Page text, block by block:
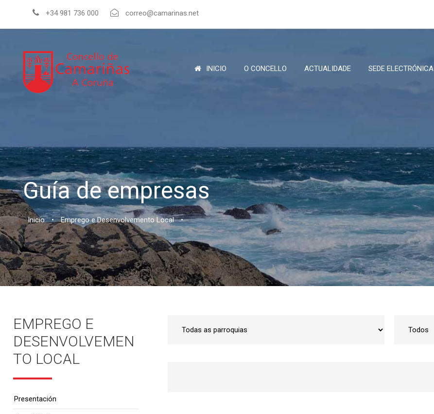
+34 981 736 000 correo@camarinas.net
INICIO O CONCELLO ACTUALIDADE SEDE ELECTRÓNICA
Guía de empresas
Inicio • Emprego e Desenvolvemento Local •
EMPREGO E
DESENVOLVEMEN
TO LOCAL
Presentación